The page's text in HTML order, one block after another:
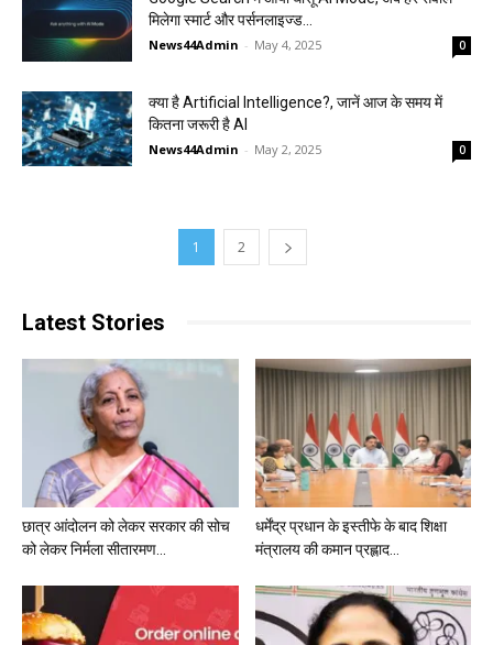
मिलेगा स्मार्ट और पर्सनलाइज्ड...
News44Admin - May 4, 2025 0
क्या है Artificial Intelligence?, जानें आज के समय में
कितना जरूरी है AI
News44Admin - May 2, 2025 0
1 2
Latest Stories
छात्र आंदोलन को लेकर सरकार की सोच
को लेकर निर्मला सीतारमण...
धर्मेंद्र प्रधान के इस्तीफे के बाद शिक्षा
मंत्रालय की कमान प्रह्लाद...